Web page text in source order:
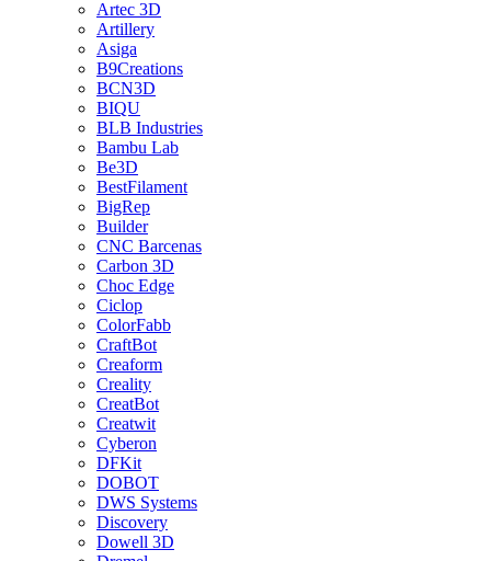
Artec 3D
Artillery
Asiga
B9Creations
BCN3D
BIQU
BLB Industries
Bambu Lab
Be3D
BestFilament
BigRep
Builder
CNC Barcenas
Carbon 3D
Choc Edge
Ciclop
ColorFabb
CraftBot
Creaform
Creality
CreatBot
Creatwit
Cyberon
DFKit
DOBOT
DWS Systems
Discovery
Dowell 3D